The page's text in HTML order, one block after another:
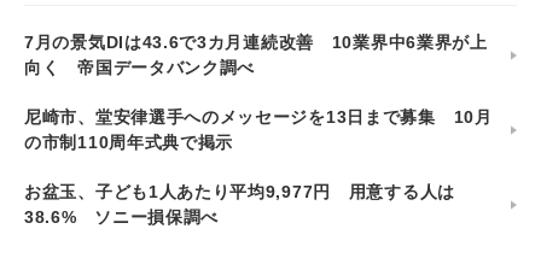
7月の景気DIは43.6で3カ月連続改善 10業界中6業界が上
向く 帝国データバンク調べ
尼崎市、堂安律選手へのメッセージを13日まで募集 10月
の市制110周年式典で掲示
お盆玉、子ども1人あたり平均9,977円 用意する人は
38.6% ソニー損保調べ